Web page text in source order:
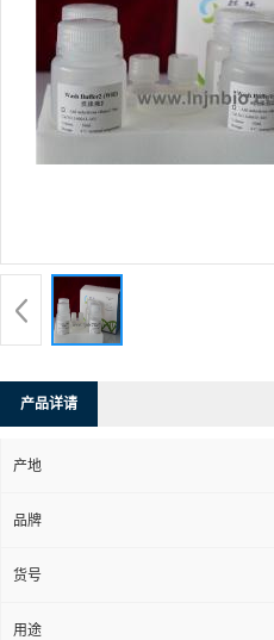
产品详请
产地
品牌
货号
用途